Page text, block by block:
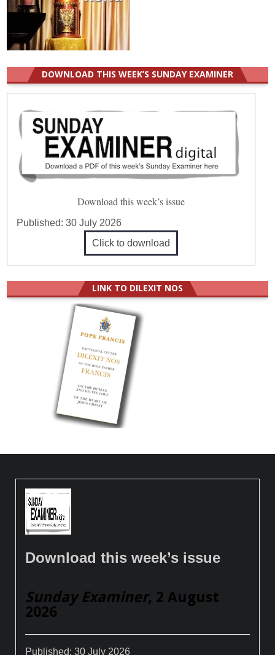
DOWNLOAD THIS WEEK’S SUNDAY EXAMINER
Download this week’s issue
Published:30 July 2026
Click to download
LINK TO DILEXIT NOS
Download this week’s issue
Sunday Examiner, 2 August
2026
Published:30 July 2026